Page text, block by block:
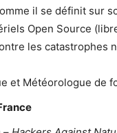
il se définit sur
Open Source
les catastrophes
et Météorologue de